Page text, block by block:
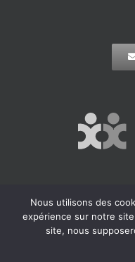
Copyright 2016 Apei
Légales|
Nous utilisons des
expérience sur notre
site, nous